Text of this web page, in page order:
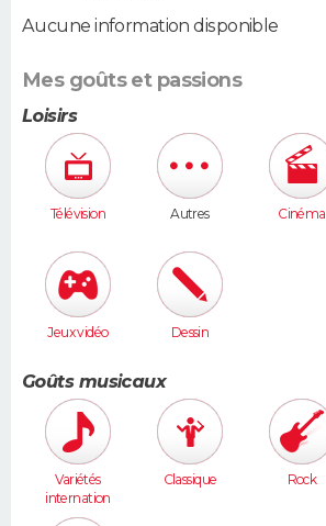
Aucune information disponible
Mes goûts et passions
Loisirs
Télévision Autres Cinéma
Jeux vidéo Dessin
Goûts musicaux
Variétés
internation
ales
Classique Rock